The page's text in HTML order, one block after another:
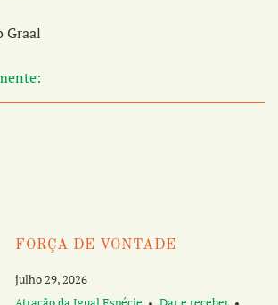
Graal
FORÇA DE VONTADE
julho 29, 2026